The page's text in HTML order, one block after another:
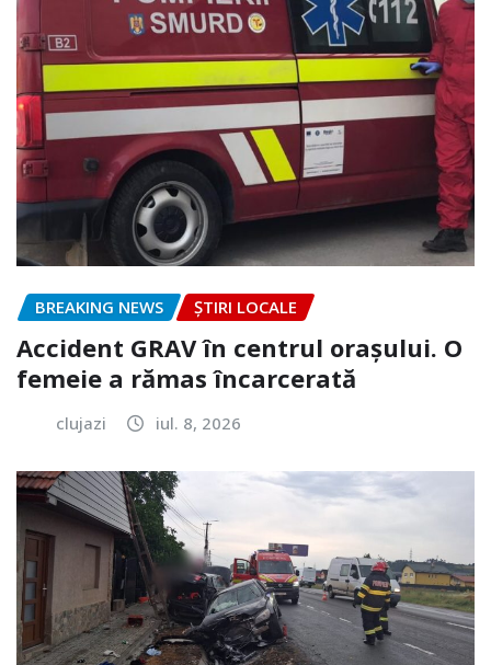
BREAKING NEWS ȘTIRI LOCALE
Accident GRAV în centrul orașului. O
femeie a rămas încarcerată
clujazi iul. 8, 2026